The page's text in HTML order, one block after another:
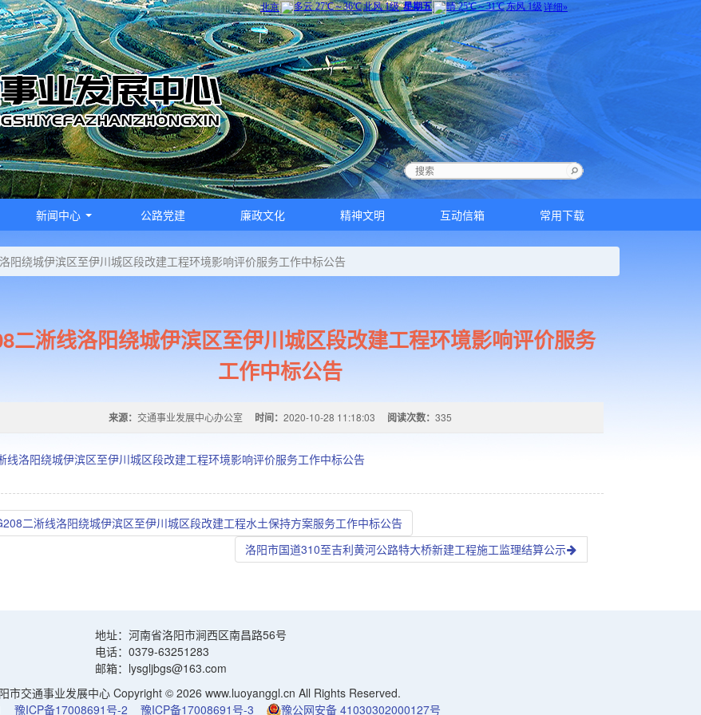
新闻中心 公路党建 廉政文化 精神文明 互动信箱 常用下载
阳绕城伊滨区至伊川城区段改建工程环境影响评价服务工作中标公告
二淅线洛阳绕城伊滨区至伊川城区段改建工程环境影响评价服务
工作中标公告
来源： 交通事业发展中心办公室 时间： 2020-10-28 11:18:03 阅读次数： 335
线洛阳绕城伊滨区至伊川城区段改建工程环境影响评价服务工作中标公告
二淅线洛阳绕城伊滨区至伊川城区段改建工程水土保持方案服务工作中标公告
洛阳市国道310至吉利黄河公路特大桥新建工程施工监理结算公示
地址：河南省洛阳市涧西区南昌路56号
电话：0379-63251283
邮箱：lysgljbgs@163.com
市交通事业发展中心 Copyright © 2026 www.luoyanggl.cn All Rights Reserved.
豫ICP备17008691号-2 豫ICP备17008691号-3 豫公网安备 41030302000127号